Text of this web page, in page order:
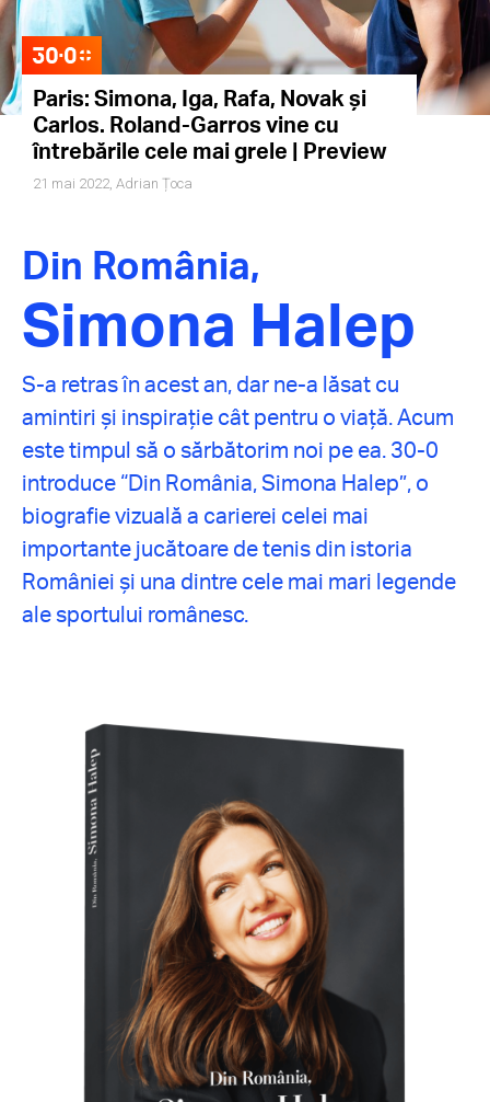
Paris: Simona, Iga, Rafa, Novak și
Carlos. Roland-Garros vine cu
întrebările cele mai grele | Preview
21 mai 2022, Adrian Țoca
Din România,
Simona Halep
S-a retras în acest an, dar ne-a lăsat cu
amintiri și inspirație cât pentru o viață. Acum
este timpul să o sărbătorim noi pe ea. 30-0
introduce “Din România, Simona Halep”, o
biografie vizuală a carierei celei mai
importante jucătoare de tenis din istoria
României și una dintre cele mai mari legende
ale sportului românesc.